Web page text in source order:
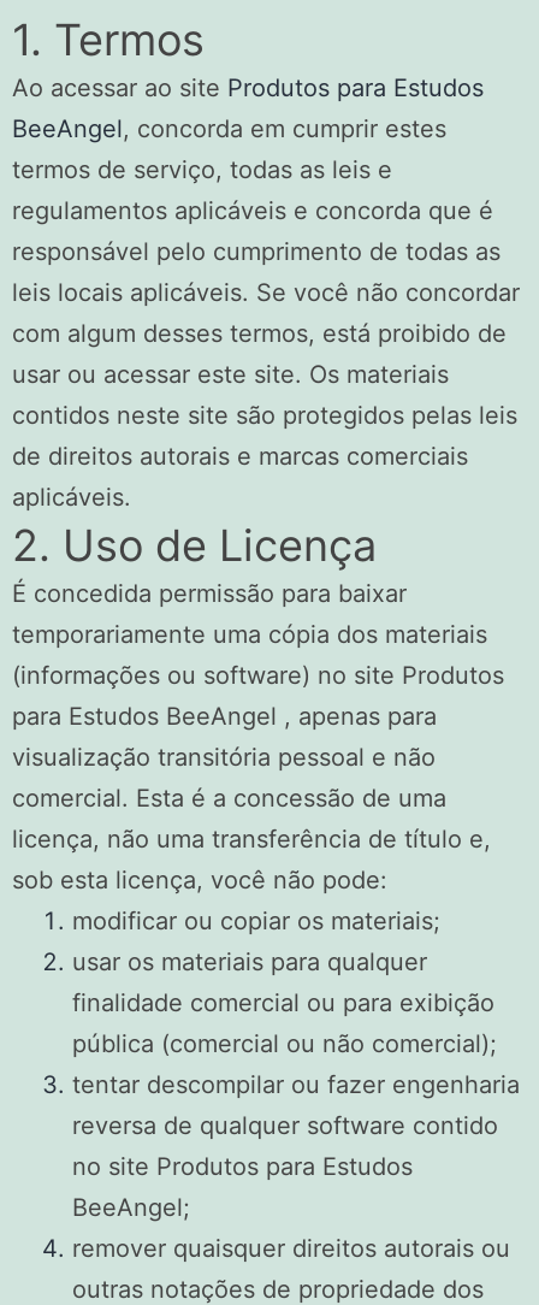
1. Termos
Ao acessar ao site Produtos para Estudos
BeeAngel, concorda em cumprir estes
termos de serviço, todas as leis e
regulamentos aplicáveis ​​e concorda que é
responsável pelo cumprimento de todas as
leis locais aplicáveis. Se você não concordar
com algum desses termos, está proibido de
usar ou acessar este site. Os materiais
contidos neste site são protegidos pelas leis
de direitos autorais e marcas comerciais
aplicáveis.
2. Uso de Licença
É concedida permissão para baixar
temporariamente uma cópia dos materiais
(informações ou software) no site Produtos
para Estudos BeeAngel , apenas para
visualização transitória pessoal e não
comercial. Esta é a concessão de uma
licença, não uma transferência de título e,
sob esta licença, você não pode:
modificar ou copiar os materiais;
usar os materiais para qualquer
finalidade comercial ou para exibição
pública (comercial ou não comercial);
tentar descompilar ou fazer engenharia
reversa de qualquer software contido
no site Produtos para Estudos
BeeAngel;
remover quaisquer direitos autorais ou
outras notações de propriedade dos